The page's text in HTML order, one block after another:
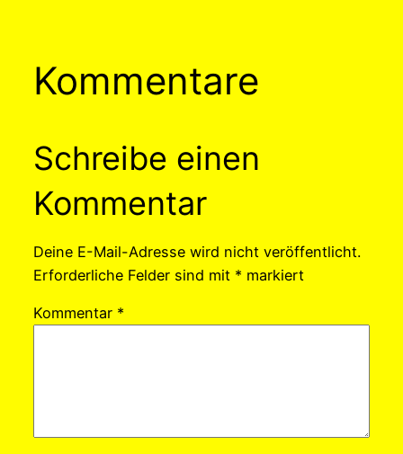
Kommentare
Schreibe einen
Kommentar
Deine E-Mail-Adresse wird nicht veröffentlicht.
Erforderliche Felder sind mit * markiert
Kommentar *